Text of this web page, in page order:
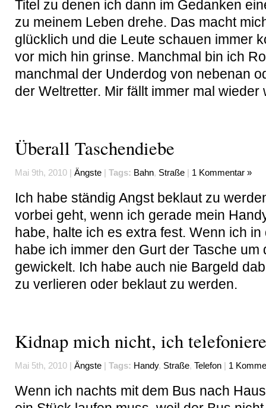
Titel zu denen ich dann im Gedanken
zu meinem Leben drehe. Das macht
glücklich und die Leute schauen immer
vor mich hin grinse. Manchmal bin ich
manchmal der Underdog von nebenan
der Weltretter. Mir fällt immer mal wieder
Überall Taschendiebe
Mai 9th, 2010 | Ängste | Tags: Bahn, Straße | 1 Kommentar »
Ich habe ständig Angst beklaut zu
vorbei geht, wenn ich gerade mein
habe, halte ich es extra fest. Wenn ich
habe ich immer den Gurt der Tasche um
gewickelt. Ich habe auch nie Bargeld
zu verlieren oder beklaut zu werden.
Kidnap mich nicht, ich telefoniere
Mai 5th, 2010 | Ängste | Tags: Handy, Straße, Telefon | 1
Wenn ich nachts mit dem Bus nach